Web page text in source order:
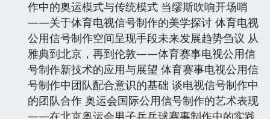
作中的奥运模式与传统模式 当缪斯吹响开场哨
——关于体育电视信号制作的美学探讨 体育电视
公用信号制作空间呈现手段未来发展趋势刍议 从
雅典到北京，再到伦敦——体育赛事电视公用信
号制作新技术的应用与展望 体育赛事电视公用信
号制作中团队配合意识的基础 谈电视信号制作中
的团队合作 奥运会国际公用信号制作的艺术表现
——在北京奥运会男子乒乓球赛事制作中的实践